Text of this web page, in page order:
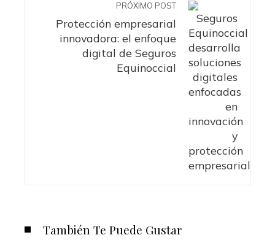
PRÓXIMO POST
Protección empresarial
innovadora: el enfoque
digital de Seguros
Equinoccial
También Te Puede Gustar